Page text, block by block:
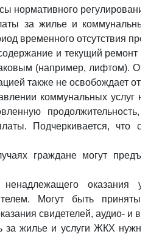
нормативного
за жилье и
временного отсутствия
и текущий ремонт
(например, лифтом).
также не освобождает от
коммунальных услуг
Подчеркивается, что
граждане могут
оказания
Могут быть
свидетелей, аудио- и
за жилье и услуги ЖКХ